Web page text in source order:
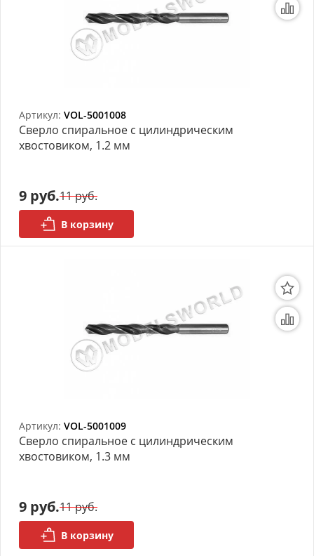
Артикул: VOL-5001008
Сверло спиральное с цилиндрическим
хвостовиком, 1.2 мм
9 руб.11 руб.
В корзину
Артикул: VOL-5001009
Сверло спиральное с цилиндрическим
хвостовиком, 1.3 мм
9 руб.11 руб.
В корзину